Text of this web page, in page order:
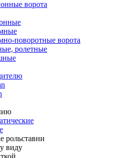
поворотные ворота
ролетные
виду